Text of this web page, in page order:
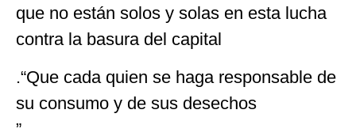
que no están solos y solas en esta lucha
contra la basura del capital
.“Que cada quien se haga responsable de
su consumo y de sus desechos
”